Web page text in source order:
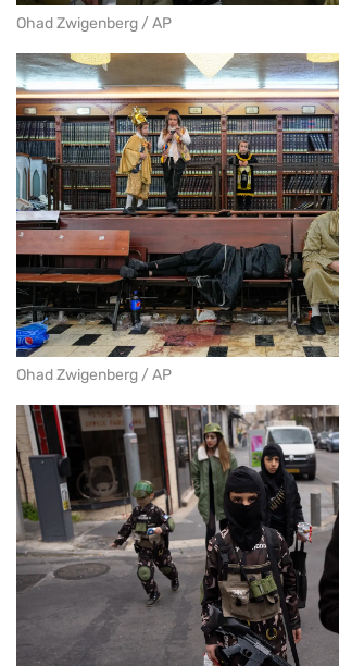
Ohad Zwigenberg / AP
Ohad Zwigenberg / AP